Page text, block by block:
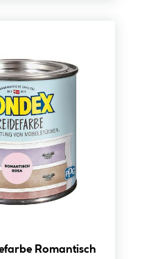
Romantisch